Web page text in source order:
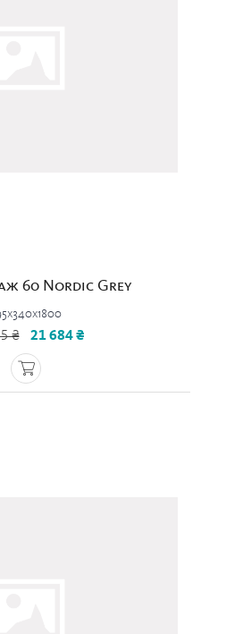
60 Nordic Grey
₴ 21 684 ₴